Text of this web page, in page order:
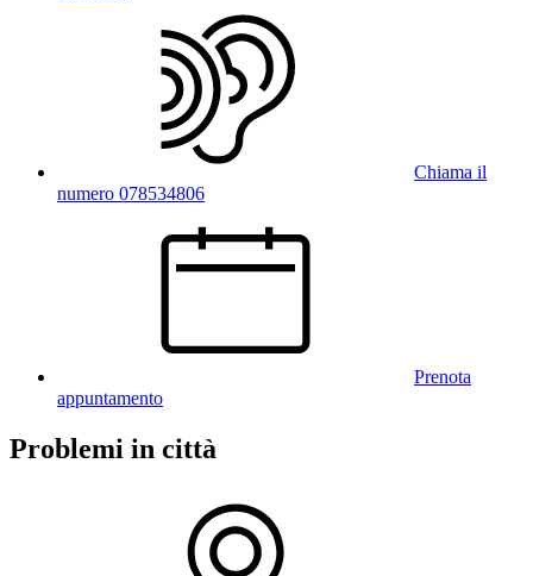
Chiama il
numero 078534806
Prenota
appuntamento
Problemi in città